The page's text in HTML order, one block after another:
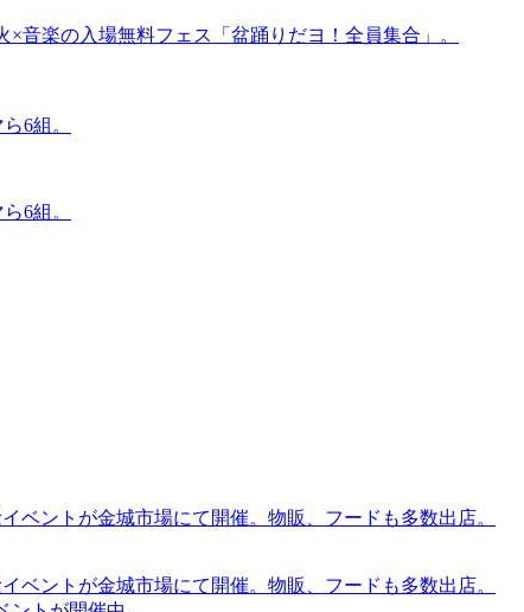
音楽の入場無料フェス「盆踊りだヨ！全員集合」。
6組。
6組。
ベントが金城市場にて開催。物販、フードも多数出店。
ベントが金城市場にて開催。物販、フードも多数出店。